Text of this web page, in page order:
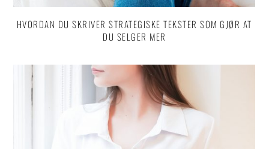
HVORDAN DU SKRIVER STRATEGISKE TEKSTER SOM GJØR AT
DU SELGER MER